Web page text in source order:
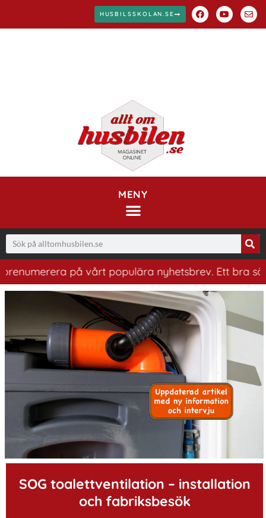
HUSBILSSKOLAN.SE
MENY
på vårt populära nyhetsbrev. Ett bra sätt att ha
SOG toalettventilation – installation
och fabriksbesök